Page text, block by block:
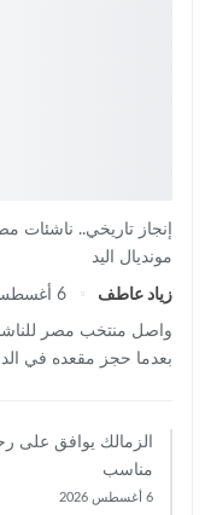
إنجاز تاريخي.. ناشئات
مونديال اليد
زياد عاطف 6 أغسطس 2026
بعدما حجز مقعده في
الزمالك يوافق
مناسب
6 أغسطس 2026